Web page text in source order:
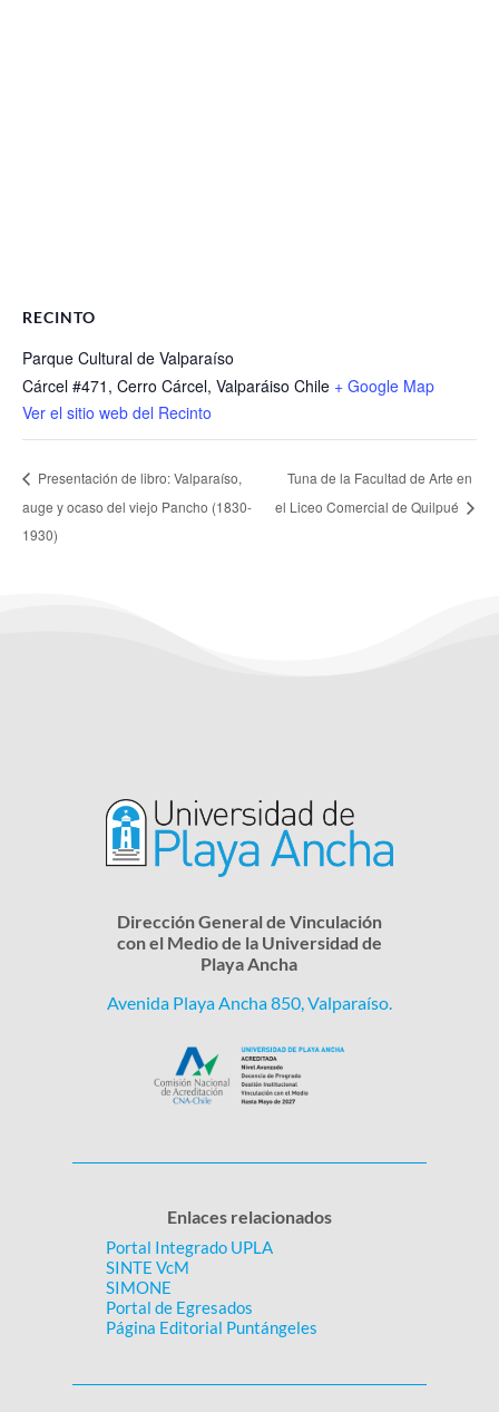
RECINTO
Parque Cultural de Valparaíso
Cárcel #471, Cerro Cárcel, Valparáiso Chile + Google Map
Ver el sitio web del Recinto
Presentación de libro: Valparaíso,
auge y ocaso del viejo Pancho (1830-
1930)
Tuna de la Facultad de Arte en
el Liceo Comercial de Quilpué
Dirección General de Vinculación
con el Medio de la Universidad de
Playa Ancha
Avenida Playa Ancha 850, Valparaíso.
Enlaces relacionados
Portal Integrado UPLA
SINTE VcM
SIMONE
Portal de Egresados
Página Editorial Puntángeles